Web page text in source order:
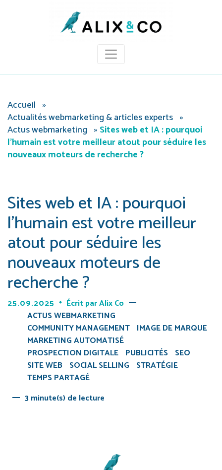
Accueil »
Actualités webmarketing & articles experts »
Actus webmarketing » Sites web et IA : pourquoi
l’humain est votre meilleur atout pour séduire les
nouveaux moteurs de recherche ?
Sites web et IA : pourquoi
l’humain est votre meilleur
atout pour séduire les
nouveaux moteurs de
recherche ?
25.09.2025 Écrit parAlix Co
ACTUS WEBMARKETING
COMMUNITY MANAGEMENT IMAGE DE MARQUE
MARKETING AUTOMATISÉ
PROSPECTION DIGITALE PUBLICITÉS SEO
SITE WEB SOCIAL SELLING STRATÉGIE
TEMPS PARTAGÉ
3 minute(s) de lecture